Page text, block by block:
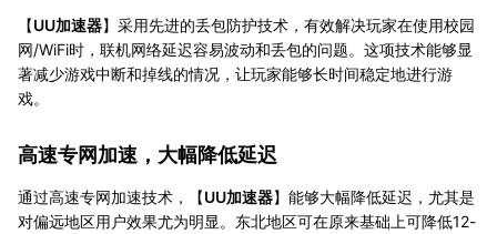
【UU加速器】采用先进的丢包防护技术，有效解决玩家在使用校园
网/WiFi时，联机网络延迟容易波动和丢包的问题。这项技术能够显
著减少游戏中断和掉线的情况，让玩家能够长时间稳定地进行游
戏。
高速专网加速，大幅降低延迟
通过高速专网加速技术，【UU加速器】能够大幅降低延迟，尤其是
对偏远地区用户效果尤为明显。东北地区可在原来基础上可降低12-